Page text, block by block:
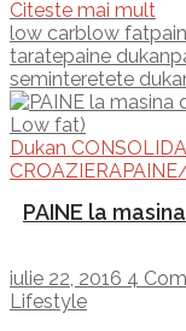
Citeste mai mult
low carblow fat
taratepaine dukan
seminteretete
Dukan
CROAZIERA
PAINE la
iulie 22, 2016 4
Lifestyle